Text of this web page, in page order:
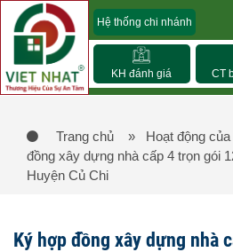
Hệ thống chi nhánh
KH đánh giá CT
Trang chủ » Hoạt động của
đồng xây dựng nhà cấp 4 trọn gói
Huyện Củ Chi
Ký hợp đồng xây dựng nhà